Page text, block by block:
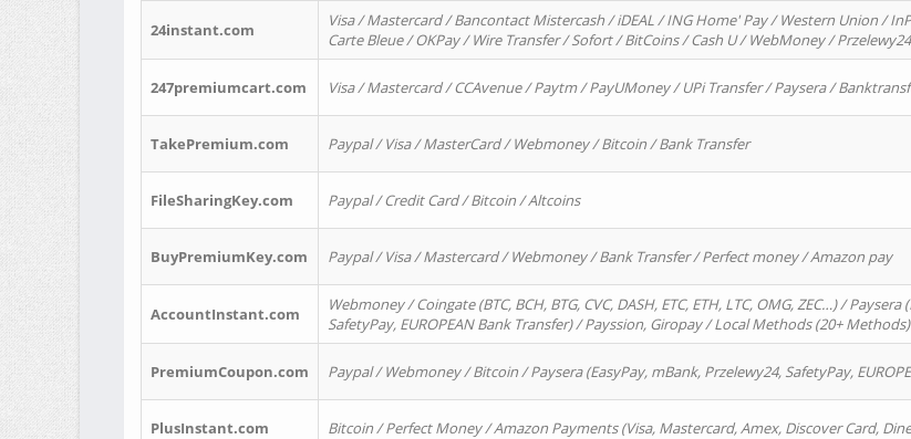
24instant.com
Visa / Mastercard / Bancontact Mistercash / iDEAL / ING Home' Pay / Western Union /
Carte Bleue / OKPay / Wire Transfer / Sofort / BitCoins / Cash U / WebMoney /
247premiumcart.com Visa / Mastercard / CCAvenue / Paytm / PayUMoney / UPi Transfer / Paysera /
TakePremium.com Paypal / Visa / MasterCard / Webmoney / Bitcoin / Bank Transfer
FileSharingKey.com Paypal / Credit Card / Bitcoin / Altcoins
BuyPremiumKey.com Paypal / Visa / Mastercard / Webmoney / Bank Transfer / Perfect money / Amazon pay
AccountInstant.com
Webmoney / Coingate (BTC, BCH, BTG, CVC, DASH, ETC, ETH, LTC, OMG, ZEC…) /
SafetyPay, EUROPEAN Bank Transfer) / Payssion, Giropay / Local Methods (20+ Methods)
PremiumCoupon.com Paypal / Webmoney / Bitcoin / Paysera (EasyPay, mBank, Przelewy24, SafetyPay,
PlusInstant.com Bitcoin / Perfect Money / Amazon Payments (Visa, Mastercard, Amex, Discover Card,